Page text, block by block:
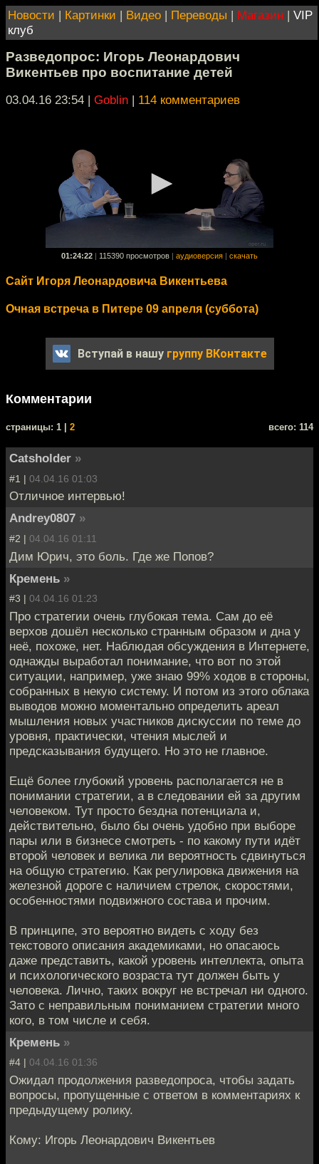
Новости | Картинки | Видео | Переводы | Магазин | VIP
клуб
Разведопрос: Игорь Леонардович
Викентьев про воспитание детей
03.04.16 23:54 | Goblin | 114 комментариев
01:24:22 115390 просмотров аудиоверсия скачать
Сайт Игоря Леонардовича Викентьева
Очная встреча в Питере 09 апреля (суббота)
Вступай в нашу группу ВКонтакте
Комментарии
cтраницы: 1 | 2 всего: 114
Catsholder »
#1 | 04.04.16 01:03
Отличное интервью!
Andrey0807 »
#2 | 04.04.16 01:11
Дим Юрич, это боль. Где же Попов?
Кремень »
#3 | 04.04.16 01:23
Про стратегии очень глубокая тема. Сам до её
верхов дошёл несколько странным образом и дна у
неё, похоже, нет. Наблюдая обсуждения в Интернете,
однажды выработал понимание, что вот по этой
ситуации, например, уже знаю 99% ходов в стороны,
собранных в некую систему. И потом из этого облака
выводов можно моментально определить ареал
мышления новых участников дискуссии по теме до
уровня, практически, чтения мыслей и
предсказывания будущего. Но это не главное.
Ещё более глубокий уровень располагается не в
понимании стратегии, а в следовании ей за другим
человеком. Тут просто бездна потенциала и,
действительно, было бы очень удобно при выборе
пары или в бизнесе смотреть - по какому пути идёт
второй человек и велика ли вероятность сдвинуться
на общую стратегию. Как регулировка движения на
железной дороге с наличием стрелок, скоростями,
особенностями подвижного состава и прочим.
В принципе, это вероятно видеть с ходу без
текстового описания академиками, но опасаюсь
даже представить, какой уровень интеллекта, опыта
и психологического возраста тут должен быть у
человека. Лично, таких вокруг не встречал ни одного.
Зато с неправильным пониманием стратегии много
кого, в том числе и себя.
Кремень »
#4 | 04.04.16 01:36
Ожидал продолжения разведопроса, чтобы задать
вопросы, пропущенные с ответом в комментариях к
предыдущему ролику.
Кому: Игорь Леонардович Викентьев